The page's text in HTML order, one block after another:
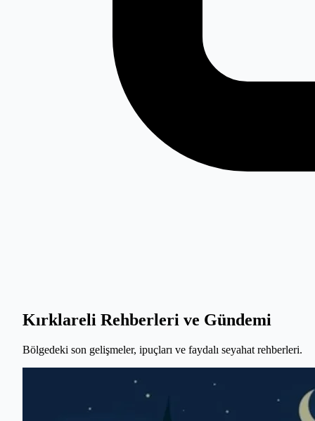
Kırklareli Rehberleri ve Gündemi
Bölgedeki son gelişmeler, ipuçları ve faydalı seyahat rehberleri.